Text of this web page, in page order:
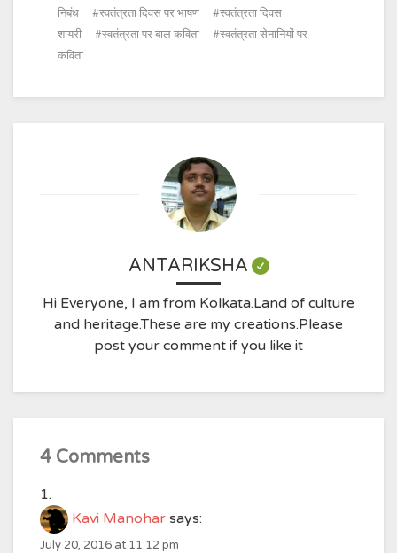
निबंध
स्वतंत्रता दिवस पर भाषण
स्वतंत्रता दिवस
शायरी
स्वतंत्रता पर बाल कविता
स्वतंत्रता सेनानियों पर
कविता
ANTARIKSHA
Hi Everyone, I am from Kolkata.Land of culture
and heritage.These are my creations.Please
post your comment if you like it
4 Comments
Kavi Manohar says:
July 20, 2016 at 11:12 pm